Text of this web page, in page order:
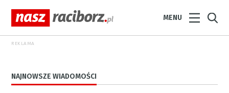
MENU
REKLAMA
NAJNOWSZE WIADOMOŚCI